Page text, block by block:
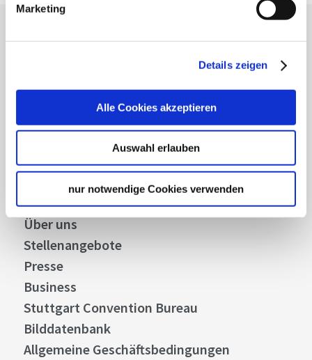
Marketing
Details zeigen
Alle Cookies akzeptieren
Auswahl erlauben
nur notwendige Cookies verwenden
Lassen Sie sich inspirieren!
Mit unserem Newsletter bleiben Sie zu Events,
Abonnieren
Über uns
Stellenangebote
Presse
Business
Stuttgart Convention Bureau
Bilddatenbank
Allgemeine Geschäftsbedingungen